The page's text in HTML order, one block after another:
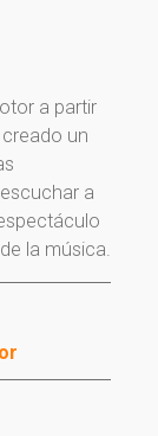
a
a partir
un
a
la música.